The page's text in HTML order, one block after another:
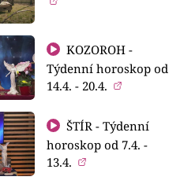
KOZOROH -
Týdenní horoskop od
14.4. - 20.4.
ŠTÍR - Týdenní
horoskop od 7.4. -
13.4.